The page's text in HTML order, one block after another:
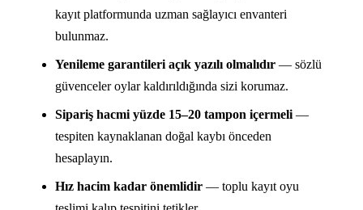
kayıt platformunda uzman sağlayıcı envanteri
bulunmaz.
Yenileme garantileri açık yazılı olmalıdır — sözlü
güvenceler oylar kaldırıldığında sizi korumaz.
Sipariş hacmi yüzde 15–20 tampon içermeli —
tespiten kaynaklanan doğal kaybı önceden
hesaplayın.
Hız hacim kadar önemlidir — toplu kayıt oyu